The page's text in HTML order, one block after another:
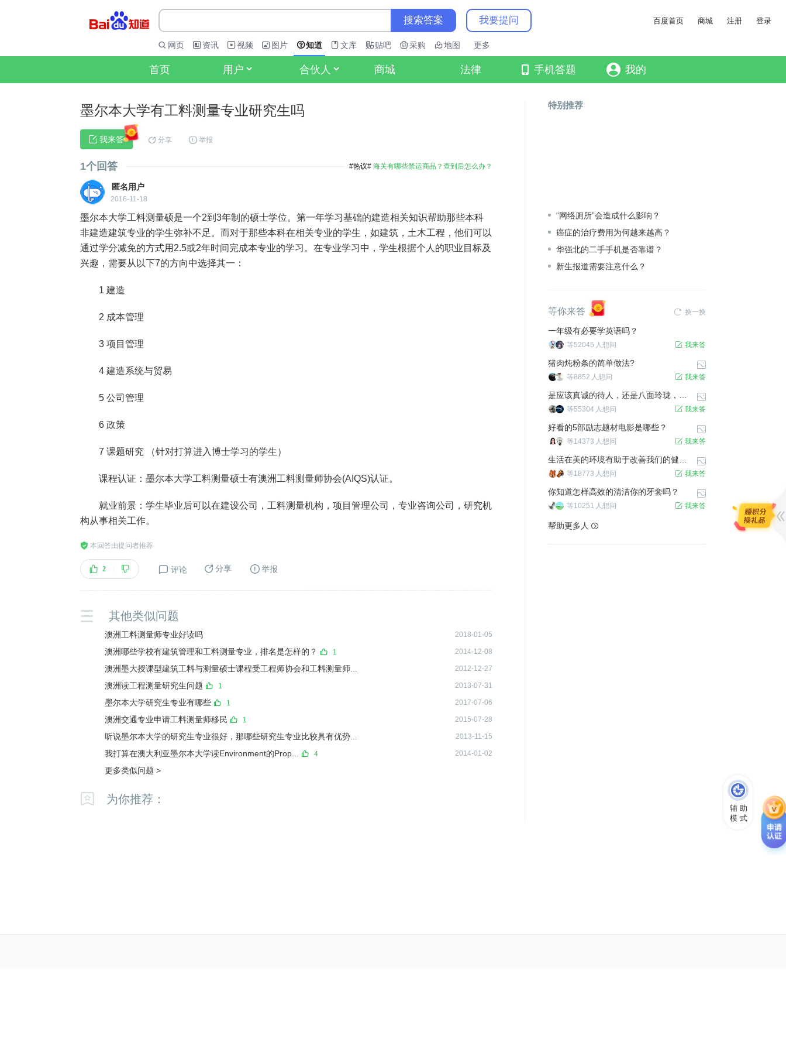
百度首页 商城 注册 登录
网页 资讯 视频 图片 知道 文库 贴吧 采购 地图 更多
搜索答案 我要提问
首页 用户 合伙人 商城 法律 手机答题 我的
墨尔本大学有工料测量专业研究生吗
 我来答 分享 举报
1个回答 #热议# 海关有哪些禁运商品？查到后怎么办？
匿名用户
2016-11-18
墨尔本大学工料测量硕是一个2到3年制的硕士学位。第一年学习基础的建造相关知识帮助那些本科
非建造建筑专业的学生弥补不足。而对于那些本科在相关专业的学生，如建筑，土木工程，他们可以
通过学分减免的方式用2.5或2年时间完成本专业的学习。在专业学习中，学生根据个人的职业目标及
兴趣，需要从以下7的方向中选择其一：
1 建造
2 成本管理
3 项目管理
4 建造系统与贸易
5 公司管理
6 政策
7 课题研究 （针对打算进入博士学习的学生）
课程认证：墨尔本大学工料测量硕士有澳洲工料测量师协会(AIQS)认证。
就业前景：学生毕业后可以在建设公司，工料测量机构，项目管理公司，专业咨询公司，研究机
构从事相关工作。
本回答由提问者推荐
2 评论 分享 举报
其他类似问题
2018-01-05
澳洲工料测量师专业好读吗
2014-12-08
澳洲哪些学校有建筑管理和工料测量专业，排名是怎样的？
1
2012-12-27
澳洲墨大授课型建筑工料与测量硕士课程受工程师协会和工料测量师...
2013-07-31
澳洲读工程测量研究生问题
1
2017-07-06
墨尔本大学研究生专业有哪些
1
2015-07-28
澳洲交通专业申请工料测量师移民
1
2013-11-15
听说墨尔本大学的研究生专业很好，那哪些研究生专业比较具有优势...
2014-01-02
我打算在澳大利亚墨尔本大学读Environment的Prop... 4
更多类似问题 >
为你推荐：
特别推荐
“网络厕所”会造成什么影响？
癌症的治疗费用为何越来越高？
华强北的二手手机是否靠谱？
新生报道需要注意什么？
等你来答  换一换
一年级有必要学英语吗？
等52045 人想问  我来答

猪肉炖粉条的简单做法?
等8852 人想问  我来答

等55304 人想问  我来答

好看的5部励志题材电影是哪些？
等14373 人想问  我来答

等18773 人想问  我来答

你知道怎样高效的清洁你的牙套吗？
等10251 人想问  我来答
帮助更多人 
辅 助
模 式